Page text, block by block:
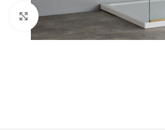
Click to enlarge